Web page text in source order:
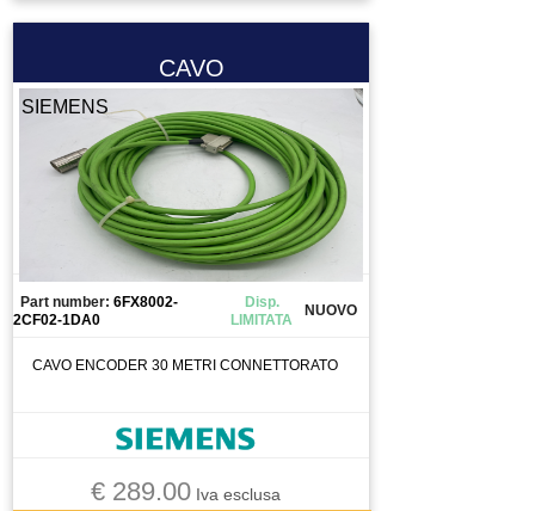
ROBOT PALLETTIZATORE
SALDATRICE
SALVAVITA
SELETTORE
SEMAFORO
SEMICONDUTTORE
SENSORE
SENSORE DI FLUSSO
SISTEMA DI SERRAGGIO
SISTEMA DI VISIONE
CAVO
SIEMENS
Part number: 6FX8002-
2CF02-1DA0
Disp.
LIMITATA
NUOVO
CAVO ENCODER 30 METRI CONNETTORATO
€ 289.00Iva esclusa